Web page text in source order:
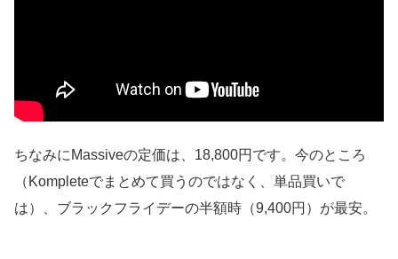
ちなみにMassiveの定価は、18,800円です。今のところ
（Kompleteでまとめて買うのではなく、単品買いで
は）、ブラックフライデーの半額時（9,400円）が最安。